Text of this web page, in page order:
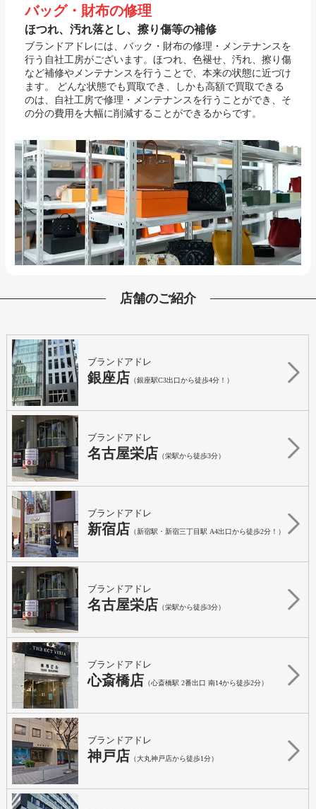
バッグ・財布の修理
ほつれ、汚れ落とし、擦り傷等の補修
ブランドアドレには、バック・財布の修理・メンテナンスを
行う自社工房がございます。ほつれ、色褪せ、汚れ、擦り傷
など補修やメンテナンスを行うことで、本来の状態に近づけ
ます。 どんな状態でも買取でき、しかも高額で買取できる
のは、自社工房で修理・メンテナンスを行うことができ、そ
の分の費用を大幅に削減することができるからです。
店舗のご紹介
ブランドアドレ
銀座店 （銀座駅C3出口から徒歩4分！）
ブランドアドレ
名古屋栄店 （栄駅から徒歩3分）
ブランドアドレ
新宿店 （新宿駅・新宿三丁目駅 A4出口から徒歩2分！）
ブランドアドレ
名古屋栄店 （栄駅から徒歩3分）
ブランドアドレ
心斎橋店 （心斎橋駅 2番出口 南14から徒歩2分）
ブランドアドレ
神戸店 （大丸神戸店から徒歩1分）